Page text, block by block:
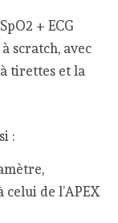
+ ECG
scratch, avec
tirettes et la
:
de l’APEX